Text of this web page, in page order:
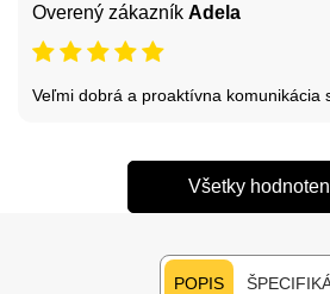
Overený zákazník Adela
Veľmi dobrá a proaktívna komunikácia
Všetky
POPIS